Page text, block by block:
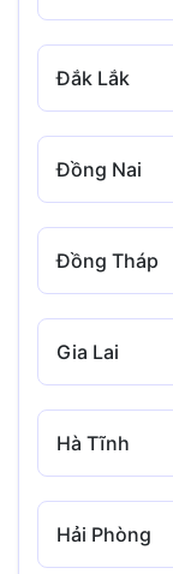
Đắk Lắk
Đồng Nai
Đồng Tháp
Gia Lai
Hà Tĩnh
Hải Phòng